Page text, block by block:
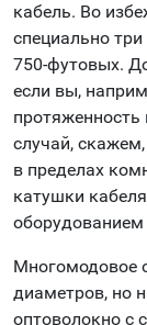
кабель. Во
специально
750-футовых.
если вы,
протяженность
случай,
в пределах
катушки
Многомодовое
диаметров, но
оптоволокно с